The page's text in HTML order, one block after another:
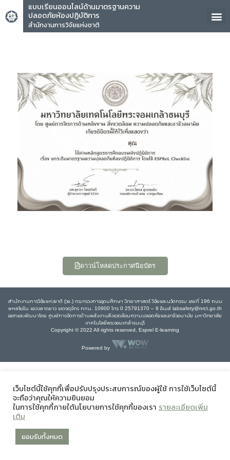
แบบเรียนออนไลน์ด้านมาตรฐานความ
ปลอดภัยห้องปฏิบัติการ
สำนักงานการวิจัยแห่งชาติ
คุณ
ดาวน์โหลดประกาศนียบัตร
สำนักงานการวิจัยแห่งชาติ (วช.) กระทรวงการอุดมศึกษา วิทยาศาสตร์ วิจัยและนวัตกรรม เลขที่ 196 ถนน
พหลโยธิน แขวงลาดยาว เขตจตุจักร กทม. 10900 โทร 0 25791370 – 9 อีเมล์ labsafety@nrct.go.th
ออกและพัฒนาโดย ศูนย์การจัดการด้านพลังงานสิ่งแวดล้อมความปลอดภัยและอาชีวอนามัย มหาวิทยาลัย
เทคโนโลยีพระจอมเกล้าธนบุรี
Copyright © 2022 All rights reserved, Esprel E-learning
Powered by
เว็บไซต์นี้ใช้คุกกี้เพื่อปรับปรุงประสบการณ์ของผู้ใช้ การใช้เว็บไซต์นี้
จะถือว่าคุณให้ความยินยอม
ในการใช้คุกกี้ภายใต้นโยบายการใช้คุกกี้ของเรา รายละเอียดเพิ่ม
เติม
ยอมรับทั้งหมด